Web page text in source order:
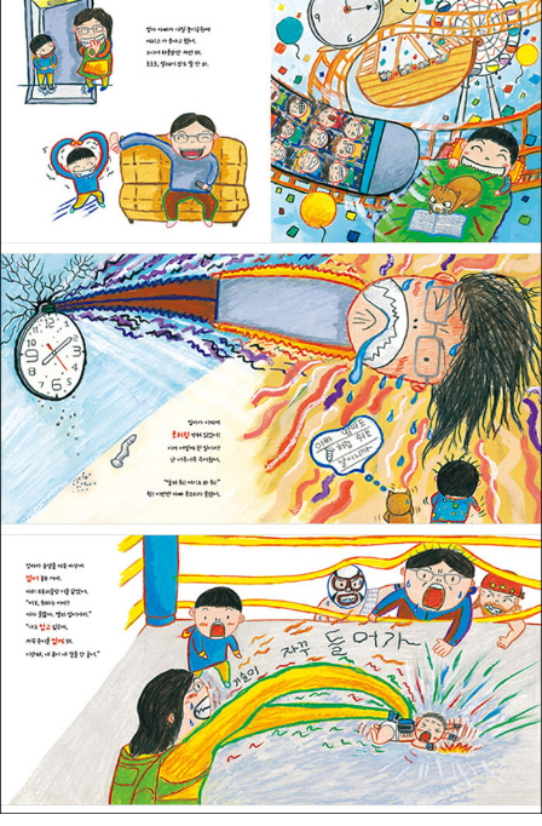
거야》, 《까마귀가 친구 하자 한다고?》, 《그 공 차요!》, 《왜 안 보여
요?》가 있습니다.